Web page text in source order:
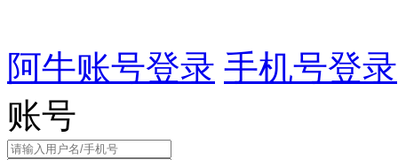
阿牛账号登录 手机号登录
账号